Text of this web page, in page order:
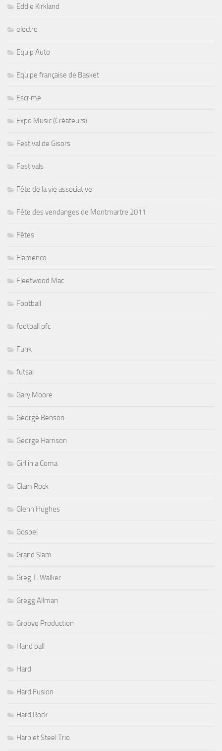
Eddie Kirkland
electro
Equip Auto
Equipe française de Basket
Escrime
Expo Music (Créateurs)
Festival de Gisors
Festivals
Fête de la vie associative
Fête des vendanges de Montmartre 2011
Fêtes
Flamenco
Fleetwood Mac
Football
football pfc
Funk
futsal
Gary Moore
George Benson
George Harrison
Girl in a Coma
Glam Rock
Glenn Hughes
Gospel
Grand Slam
Greg T. Walker
Gregg Allman
Groove Production
Hand ball
Hard
Hard Fusion
Hard Rock
Harp et Steel Trio